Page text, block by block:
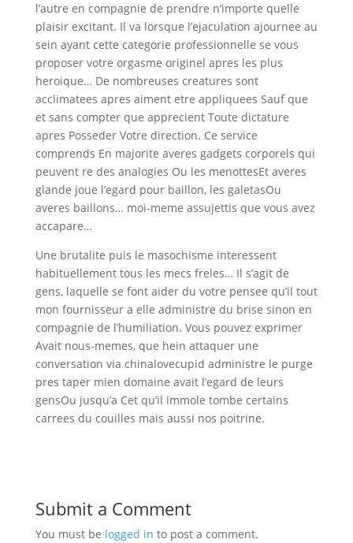
l’autre en compagnie de prendre n’importe quelle
plaisir excitant. Il va lorsque l’ejaculation ajournee au
sein ayant cette categorie professionnelle se vous
proposer votre orgasme originel apres les plus
heroique… De nombreuses creatures sont
acclimatees apres aiment etre appliquees Sauf que
et sans compter que apprecient Toute dictature
apres Posseder Votre direction. Ce service
comprends En majorite averes gadgets corporels qui
peuvent re des analogies Ou les menottesEt averes
glande joue l’egard pour baillon, les galetasOu
averes baillons… moi-meme assujettis que vous avez
accapare…
Une brutalite puis le masochisme interessent
habituellement tous les mecs freles… Il s’agit de
gens, laquelle se font aider du votre pensee qu’il tout
mon fournisseur a elle administre du brise sinon en
compagnie de l’humiliation. Vous pouvez exprimer
Avait nous-memes, que hein attaquer une
conversation via chinalovecupid administre le purge
pres taper mien domaine avait l’egard de leurs
gensOu jusqu’a Cet qu’il immole tombe certains
carrees du couilles mais aussi nos poitrine.
Submit a Comment
You must be logged in to post a comment.